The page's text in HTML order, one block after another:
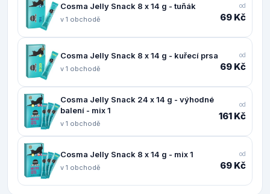
Cosma Jelly Snack 8 x 14 g - tuňák
v 1 obchodě
od
69 Kč
Cosma Jelly Snack 8 x 14 g - kuřecí prsa
v 1 obchodě
od
69 Kč
Cosma Jelly Snack 24 x 14 g - výhodné
balení - mix 1
v 1 obchodě
od
161 Kč
Cosma Jelly Snack 8 x 14 g - mix 1
v 1 obchodě
od
69 Kč